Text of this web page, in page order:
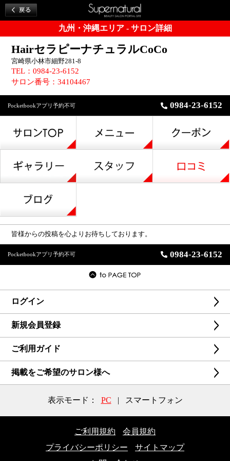
九州・沖縄エリア - サロン詳細
HairセラピーナチュラルCoCo
宮崎県小林市細野281-8
TEL：0984-23-6152
サロン番号：34104467
Pocketbookアプリ予約不可 0984-23-6152
皆様からの投稿を心よりお待ちしております。
Pocketbookアプリ予約不可 0984-23-6152
ログイン
新規会員登録
ご利用ガイド
掲載をご希望のサロン様へ
表示モード： PC | スマートフォン
ご利用規約
会員規約
プライバシーポリシー
サイトマップ